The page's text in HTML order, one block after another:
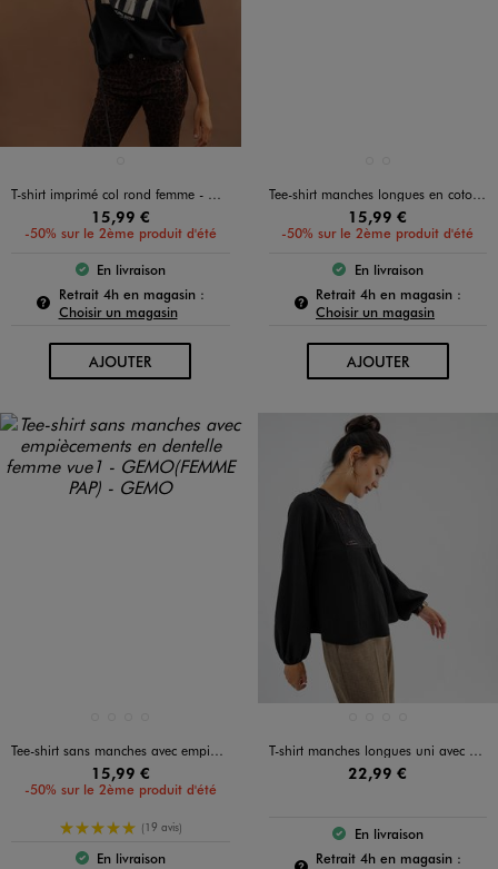
T-shirt imprimé col rond femme - Céline Dion
15,99 €
-50% sur le 2ème produit d'été
Le produit est disponible :
En livraison
Retrait 4h en magasin :Pour connaître la disponibilité de ce produit :
Choisir un magasin
AJOUTERAU PANIER
Tee-shirt manches longues en coton et modal femme grande taille
15,99 €
-50% sur le 2ème produit d'été
Le produit est
En livraison
Retrait 4h en magasin :
Choisir un magasin
AJOUTERAU PANIER
Tee-shirt sans manches avec empiècements en dentelle femme
15,99 €
-50% sur le 2ème produit d'été
5/5 de moyenne
(19 avis)
Le produit est disponible :
En livraison
T-shirt manches longues uni avec plastron brodé femme
22,99 €
Le produit est
En livraison
Retrait 4h en magasin :